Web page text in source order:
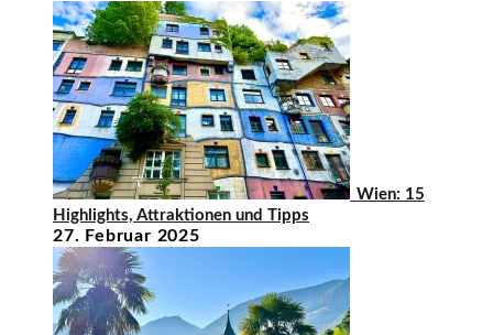
Wien: 15
Highlights, Attraktionen und Tipps
27. Februar 2025